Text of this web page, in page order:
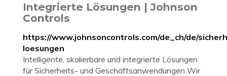
Integrierte Lösungen | Johnson
Controls
https://www.johnsoncontrols.com/de_ch/de/
loesungen
Intelligente, skalierbare und integrierte Lösungen
für Sicherheits- und Geschäftsanwendungen Wir